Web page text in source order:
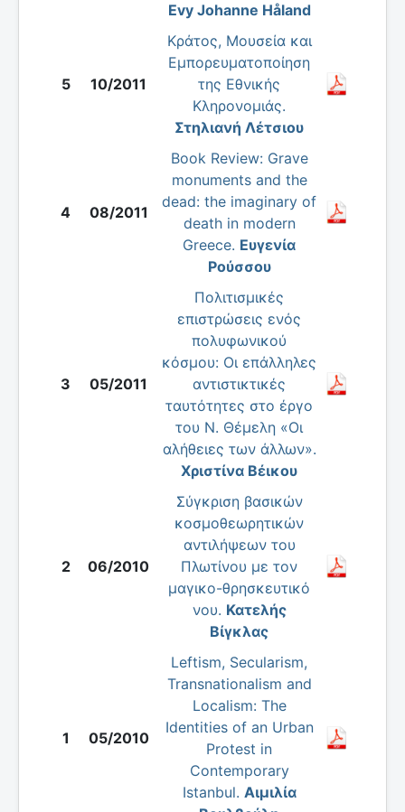
Evy Johanne Håland
5 10/2011
Κράτος, Μουσεία και
Εμπορευματοποίηση
της Εθνικής
Κληρονομιάς.
Στηλιανή Λέτσιου
4 08/2011
Book Review: Grave
monuments and the
dead: the imaginary of
death in modern
Greece. Ευγενία
Ρούσσου
3 05/2011
Πολιτισμικές
επιστρώσεις ενός
πολυφωνικού
κόσμου: Οι επάλληλες
αντιστικτικές
ταυτότητες στο έργο
του Ν. Θέμελη «Οι
αλήθειες των άλλων».
Χριστίνα Βέικου
2 06/2010
Σύγκριση βασικών
κοσμοθεωρητικών
αντιλήψεων του
Πλωτίνου με τον
μαγικο-θρησκευτικό
νου. Κατελής
Βίγκλας
1 05/2010
Leftism, Secularism,
Transnationalism and
Localism: The
Identities of an Urban
Protest in
Contemporary
Istanbul. Αιμιλία